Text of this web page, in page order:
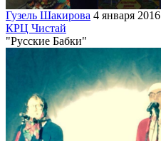
Гузель Шакирова 4 января 2016
КРЦ Чистай
"Русские Бабки"